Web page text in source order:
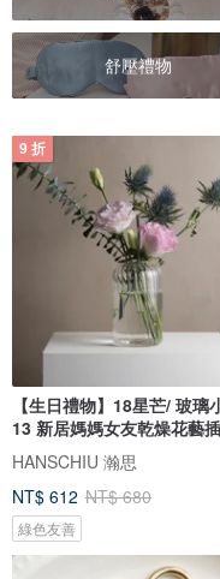
舒壓禮物
9 折
【生日禮物】18星芒/ 玻璃
13 新居媽媽女友乾燥花藝
HANSCHIU 瀚思
NT$ 612 NT$ 680
綠色友善